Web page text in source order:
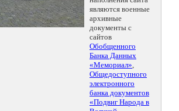
являются военные
архивные
документы с
сайтов
Обобщенного
Банка Данных
«Мемориал»,
Общедоступного
электронного
банка документов
«Подвиг Народа в